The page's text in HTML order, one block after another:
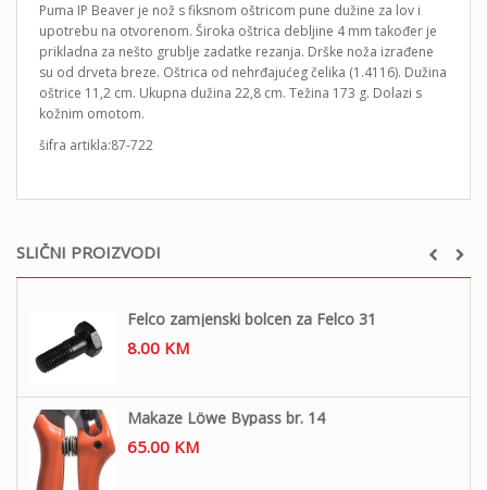
SLIČNI PROIZVODI
Felco zamjenski bolcen za Felco 31
8.00 KM
Makaze Löwe Bypass br. 14
65.00 KM
Puma IP Beaver je nož s fiksnom oštricom pune dužine za lov i
upotrebu na otvorenom. Široka oštrica debljine 4 mm također je
prikladna za nešto grublje zadatke rezanja. Drške noža izrađene
su od drveta breze. Oštrica od nehrđajućeg čelika (1.4116). Dužina
oštrice 11,2 cm. Ukupna dužina 22,8 cm. Težina 173 g. Dolazi s
kožnim omotom.
šifra artikla:87-722